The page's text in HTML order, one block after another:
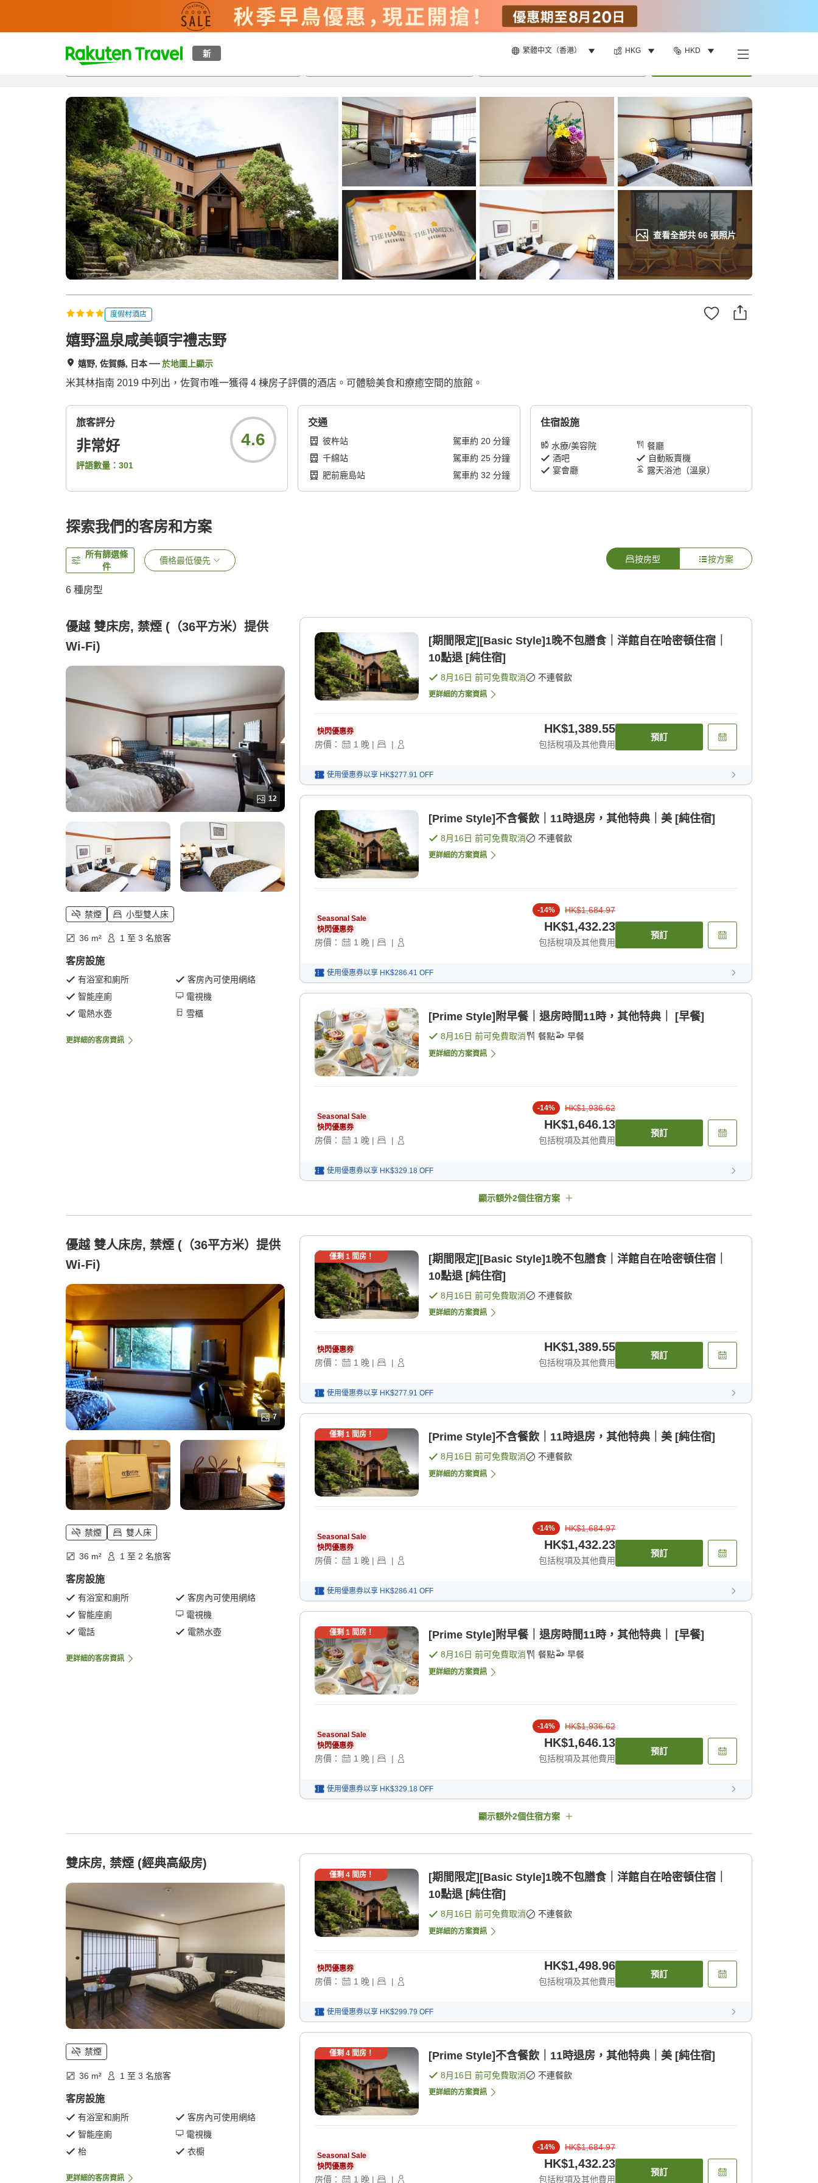
新 繁體中文（香港） HKG HKD
t
p
a
g
e
_
s
e
a
r
c
h
查看全部共 66張照片
概覽房間及住宿方案 評價特色設施
度假村酒店
嬉野溫泉咸美頓宇禮志野
嬉野, 佐賀縣, 日本 於地圖上顯示
米其林指南 2019 中列出，佐賀市唯一獲得 4 棟房子評價的酒店。可體驗美食和療癒空間的旅館。
旅客評分
非常好
評語數量： 301
4.6
交通
彼杵站 駕車約 20分鐘
千綿站
駕車約 25分鐘
肥前鹿島站
駕車約 32 分鐘
住宿設施
水療/美容院
餐廳
酒吧
自動販賣機
宴會廳
露天浴池（溫泉）
探索我們的客房和方案
所有篩選條
件
價格最低優先 按房型 按方案
6 種房型
優越 雙床房, 禁煙 (（36平方米）提供
Wi-Fi)
12
禁煙 小型雙人床
36 m² 1 至 3 名旅客
客房設施
有浴室和廁所
客房內可使用網絡
智能座廁
電視機
電熱水壺
雪櫃
更詳細的客房資訊
[期間限定][Basic Style]1晚不包膳食｜洋館自在哈密頓住宿｜
10點退 [純住宿]
8月16日 前可免費取消 不連餐飲
更詳細的方案資訊
快閃優惠券
房價： 1 晚 | |
HK$1,389.55
包括稅項及其他費用
預訂
使用優惠券以享 HK$277.91 OFF
[Prime Style]不含餐飲｜11時退房，其他特典｜美 [純住宿]
8月16日 前可免費取消 不連餐飲
更詳細的方案資訊
Seasonal Sale
快閃優惠券
房價： 1 晚 | |
-14% HK$1,684.97
HK$1,432.23
包括稅項及其他費用
預訂
使用優惠券以享 HK$286.41 OFF
[Prime Style]附早餐｜退房時間11時，其他特典｜ [早餐]
8月16日 前可免費取消 餐點 早餐
更詳細的方案資訊
Seasonal Sale
快閃優惠券
房價： 1 晚 | |
-14% HK$1,936.62
HK$1,646.13
包括稅項及其他費用
預訂
使用優惠券以享 HK$329.18 OFF
顯示額外2個住宿方案
優越 雙人床房, 禁煙 (（36平方米）提供
Wi-Fi)
7
禁煙 雙人床
36 m² 1 至 2 名旅客
客房設施
有浴室和廁所
客房內可使用網絡
智能座廁
電視機
電話
電熱水壺
更詳細的客房資訊
僅剩 1間房！
[期間限定][Basic Style]1晚不包膳食｜洋館自在哈密頓住宿｜
10點退 [純住宿]
8月16日 前可免費取消 不連餐飲
更詳細的方案資訊
快閃優惠券
房價： 1 晚 | |
HK$1,389.55
包括稅項及其他費用
預訂
使用優惠券以享 HK$277.91 OFF
僅剩 1間房！ [Prime Style]不含餐飲｜11時退房，其他特典｜美 [純住宿]
8月16日 前可免費取消 不連餐飲
更詳細的方案資訊
Seasonal Sale
快閃優惠券
房價： 1 晚 | |
-14% HK$1,684.97
HK$1,432.23
包括稅項及其他費用
預訂
使用優惠券以享 HK$286.41 OFF
僅剩 1間房！ [Prime Style]附早餐｜退房時間11時，其他特典｜ [早餐]
8月16日 前可免費取消 餐點 早餐
更詳細的方案資訊
Seasonal Sale
快閃優惠券
房價： 1 晚 | |
-14% HK$1,936.62
HK$1,646.13
包括稅項及其他費用
預訂
使用優惠券以享 HK$329.18 OFF
顯示額外2個住宿方案
雙床房, 禁煙 (經典高級房)
禁煙
36 m² 1 至 3 名旅客
客房設施
有浴室和廁所
客房內可使用網絡
智能座廁
電視機
枱
衣櫥
更詳細的客房資訊
僅剩 4間房！
[期間限定][Basic Style]1晚不包膳食｜洋館自在哈密頓住宿｜
10點退 [純住宿]
8月16日 前可免費取消 不連餐飲
更詳細的方案資訊
快閃優惠券
房價： 1 晚 | |
HK$1,498.96
包括稅項及其他費用
預訂
使用優惠券以享 HK$299.79 OFF
僅剩 4間房！ [Prime Style]不含餐飲｜11時退房，其他特典｜美 [純住宿]
8月16日 前可免費取消 不連餐飲
更詳細的方案資訊
Seasonal Sale
快閃優惠券
房價： 1 晚 | |
-14% HK$1,684.97
HK$1,432.23
包括稅項及其他費用
預訂